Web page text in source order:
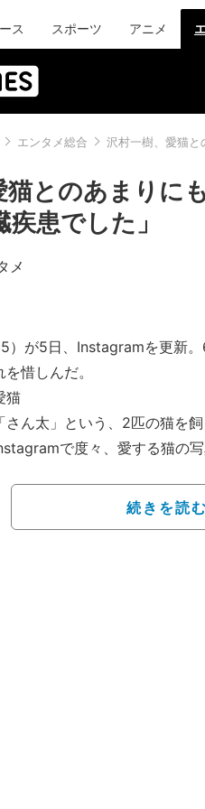
ス スポーツ アニメ
エンタメ総合 沢村一樹、愛猫と
猫とのあまりに
患でした」
メ
）が5日、Instagramを更新。
惜しんだ。
猫
ん太」という、2匹の猫を飼
で度々、愛する猫の
ける時は玄関まで見送ってく
てくれます。抱っこは嫌うけ
続きを読む